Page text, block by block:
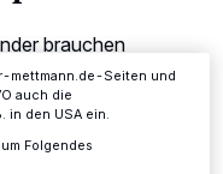
brauchen
Weltkindertag am
am Samstag in
großen Kinderfest
der Webseite klicken.
mettmann.de-Seiten und
auch die
in den USA ein.
Folgendes